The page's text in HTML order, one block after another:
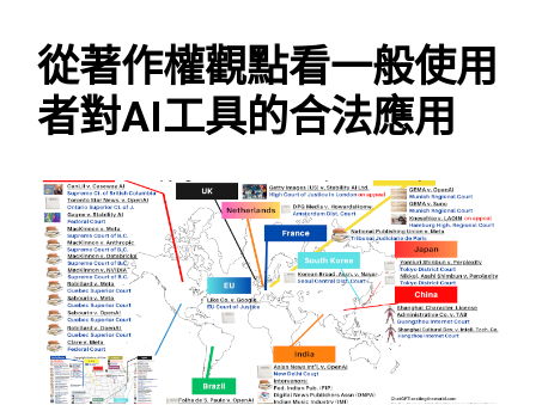
從著作權觀點看一般使用
者對AI工具的合法應用